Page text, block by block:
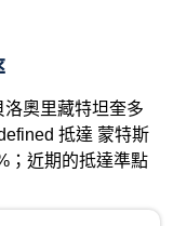
奧里藏特坦奎多
抵達 蒙特斯
；近期的抵達準點